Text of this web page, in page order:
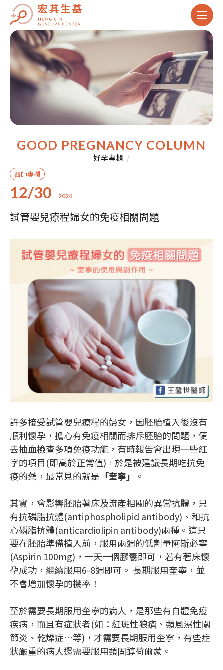
GOOD PREGNANCY COLUMN
好孕專欄 /
醫師專欄
12/30 2024
試管嬰兒療程婦女的免疫相關問題
許多接受試管嬰兒療程的婦女，因胚胎植入後沒有
順利懷孕，擔心有免疫相關而排斥胚胎的問題，便
去抽血檢查多項免疫功能，有時報告會出現一些紅
字的項目(即高於正常值)，於是被建議長期吃抗免
疫的藥，最常見的就是 「奎寧」 。
其實，會影響胚胎著床及流產相關的異常抗體，只
有抗磷脂抗體(antiphospholipid antibody)、和抗
心磷脂抗體(anticardiolipin antibody)兩種。這只
要在胚胎準備植入前，服用兩週的低劑量阿斯必寧
(Aspirin 100mg)，一天一個膠囊即可，若有著床懷
孕成功，繼續服用6-8週即可。 長期服用奎寧，並
不會增加懷孕的機率！
至於需要長期服用奎寧的病人，是那些有自體免疫
疾病，而且有症狀者(如：紅斑性狼瘡、類風濕性關
節炎、乾燥症…等)，才需要長期服用奎寧，有些症
狀嚴重的病人還需要服用類固醇荷爾蒙。